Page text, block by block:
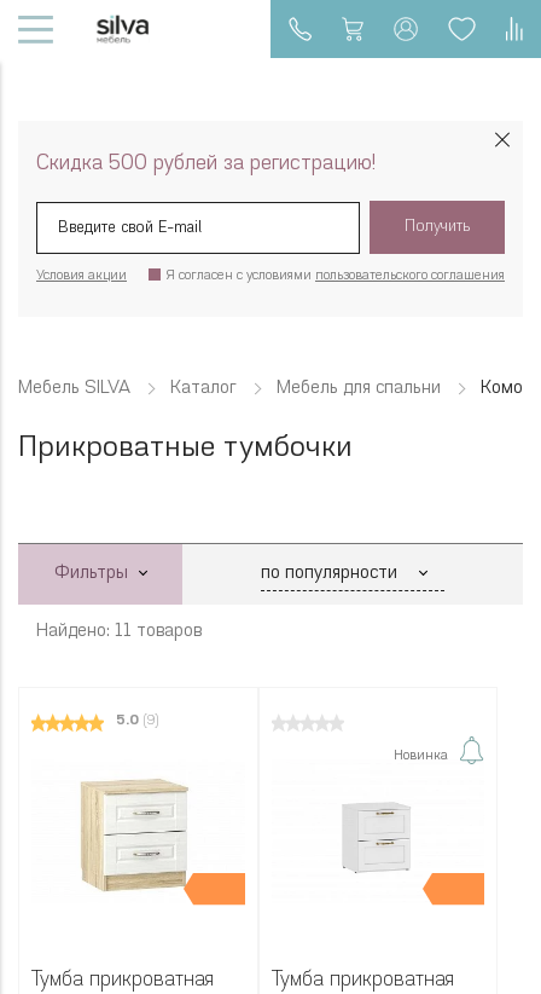
Скидка 500 рублей за регистрацию!
Получить
Я согласен с условиями пользовательского соглашения
Условия акции
Мебель SILVA Каталог Мебель для спальни
Прикроватные тумбочки
Фильтры
Найдено: 11 товаров
5.0 (9)
Тумба прикроватная
Новинка
Тумба прикроватная